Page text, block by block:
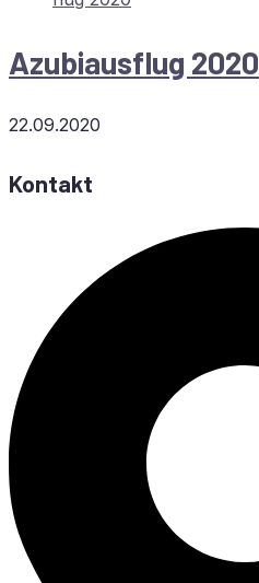
Azu­bi­aus­flug 2020
22.09.2020
Kontakt